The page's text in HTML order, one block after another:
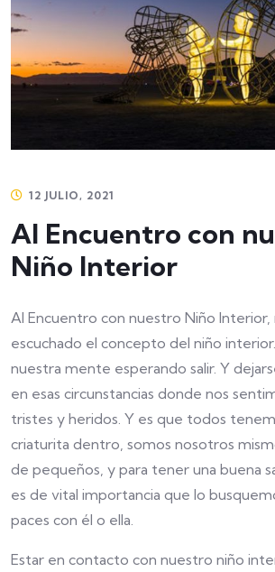
12 JULIO, 2021
Al Encuentro con
Niño Interior
Al Encuentro con nuestro Niño Interior,
escuchado el concepto del niño
nuestra mente esperando salir. Y
en esas circunstancias donde nos
tristes y heridos. Y es que todos
criaturita dentro, somos nosotros
de pequeños, y para tener una buena
es de vital importancia que lo
paces con él o ella.
Estar en contacto con nuestro niño